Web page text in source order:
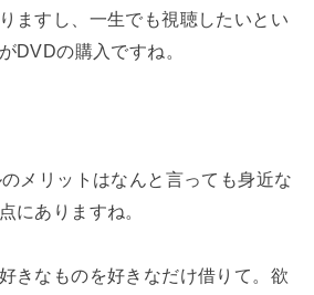
ますし、一生でも視聴したいとい
DVDの購入ですね。
メリットはなんと言っても身近な
にありますね。
きなものを好きなだけ借りて。欲